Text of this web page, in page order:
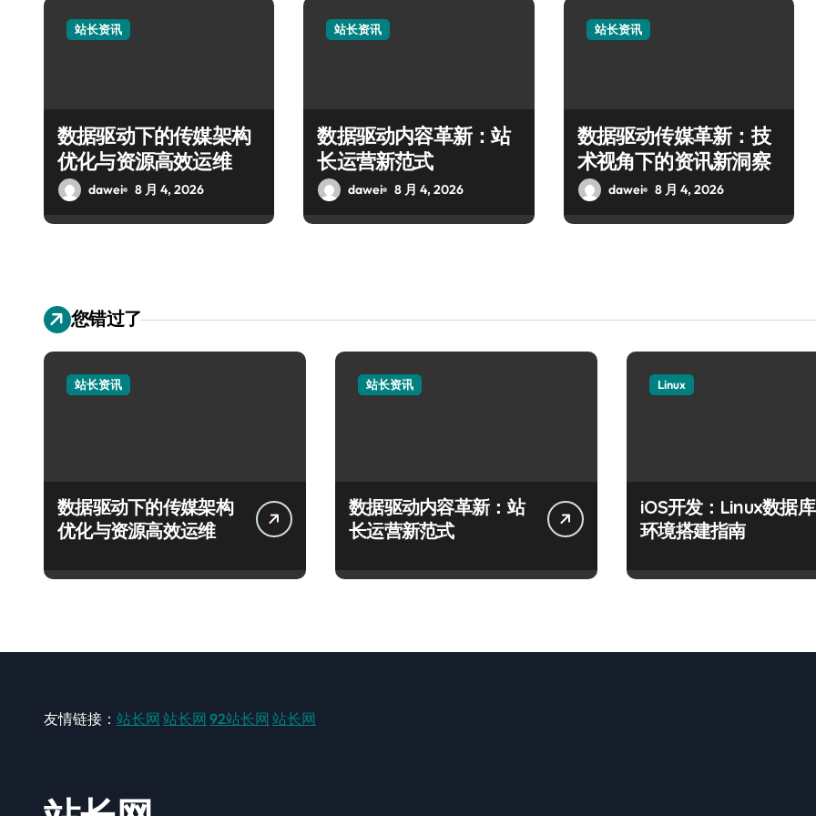
站长资讯
数据驱动下的传媒架构
优化与资源高效运维
dawei 8 月 4, 2026
站长资讯
数据驱动内容革新：站
长运营新范式
dawei 8 月 4, 2026
站长资讯
数据驱动传媒革新：技
术视角下的资讯新洞察
dawei 8 月 4, 2026
您错过了
站长资讯
数据驱动下的传媒架构
优化与资源高效运维
站长资讯
数据驱动内容革新：站
长运营新范式
Linux
iOS开发：Linux数据库
环境搭建指南
友情链接： 站长网 站长网 92站长网 站长网